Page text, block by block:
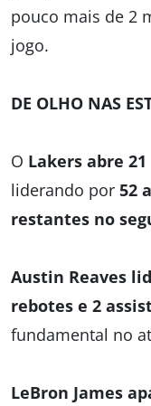
pouco mais de 2
jogo.
DE OLHO NAS
O Lakers abre
liderando por 52
restantes no
Austin Reaves
rebotes e 2
fundamental no
LeBron James